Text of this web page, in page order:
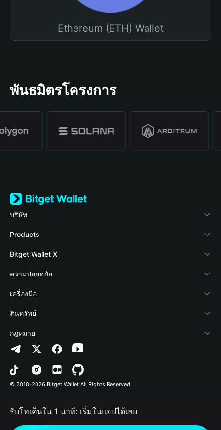
Ethereum (ETH) Wallet
พันธมิตรโครงการ
บริษัท
เกี่ยวกับ Bitget Wallet
Blog
Academy
ข่าวสารด้านคริปโต
ศูนย์ช่วยเหลือ
ติดต่อเรา
ทรัพยากรข้อมูลของแบรนด์
อาชีพ
Products
Crypto Card
Stablecoin Earn
Payfi Crypto
Crypto Swap API
Altcoin Season Index
Prediction Markets
DApp
RWA
Bitget Wallet X
นักพัฒนา
เชื่อมต่อ Wallet
Bitget Wallet Pay
ลิสต์โปรเจกต์
ความปลอดภัย
Protection Fund
เทคโนโลยีความปลอดภัย
เครื่องมือ
ซื้อคริปโต
การตรวจจับการอนุญาต
การตรวจจับสัญญา
การโอนเป็นชุด
สินทรัพย์
Arbitrum
Avalanche
Bitcoin
Polygon
กฎหมาย
นโยบายความเป็นส่วนตัว
ข้อตกลงในการใช้บริการ
© 2018-2026 Bitget Wallet All Rights Reserved
รับโทเค็นใน 1 นาที: เริ่มในแอปได้เลย